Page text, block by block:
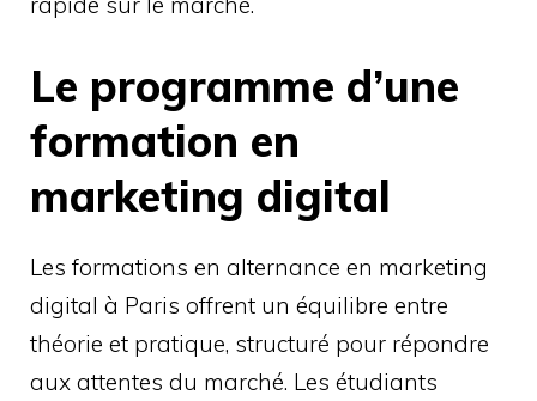
Le programme d’une
formation en
marketing digital
Les formations en alternance en marketing
digital à Paris offrent un équilibre entre
théorie et pratique, structuré pour répondre
aux attentes du marché. Les étudiants